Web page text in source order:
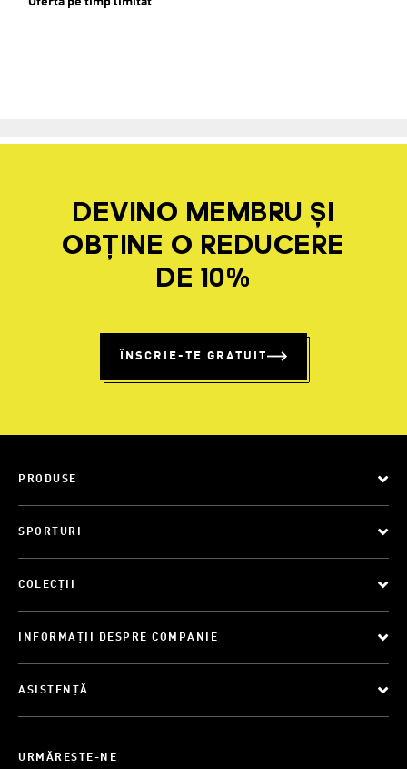
DEVINO MEMBRU ȘI
OBȚINE O REDUCERE
DE 10%
ÎNSCRIE-TE GRATUIT
PRODUSE
SPORTURI
COLECȚII
INFORMAȚII DESPRE COMPANIE
ASISTENȚĂ
URMĂREȘTE-NE